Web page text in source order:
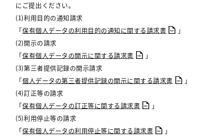
にご提出ください。
(1)利用目的の通知請求
「保有個人データの利用目的の通知に関する請求書
」
(2)開示の請求
「保有個人データの開示に関する請求書
」
(3)第三者提供記録の開示請求
「個人データの第三者提供記録の開示に関する請求書
」
(4)訂正等の請求
「保有個人データの訂正等に関する請求書
」
(5)利用停止等の請求
「保有個人データの利用停止等に関する請求書
」